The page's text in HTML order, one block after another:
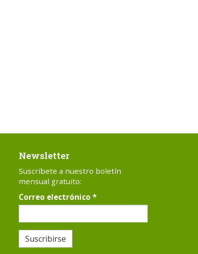
Newsletter
Suscríbete a nuestro boletín
mensual gratuito:
Correo electrónico *
Suscribirse